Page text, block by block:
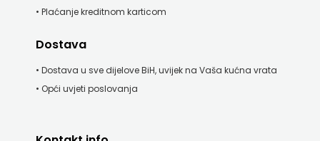
• Plaćanje kreditnom karticom
Dostava
• Dostava u sve dijelove BiH, uvijek na Vaša kućna vrata
• Opći uvjeti poslovanja